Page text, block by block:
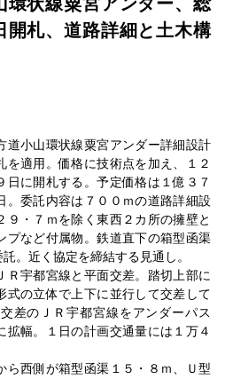
開札、道路詳細と土木構
小山環状線粟宮アンダー詳細設計
を適用。価格に技術点を加え、１２
日に開札する。予定価格は１億３７
。委託内容は７００ｍの道路詳細設
９・７ｍを除く東西２カ所の擁壁と
プなど付属物。鉄道直下の箱型函渠
。近く協定を締結する見通し。
宇都宮線と平面交差。踏切上部に
式の立体で上下に並行して交差して
差のＪＲ宇都宮線をアンダーパス
拡幅。１日の計画交通量には１万４
西側が箱型函渠１５・８ｍ、Ｕ型